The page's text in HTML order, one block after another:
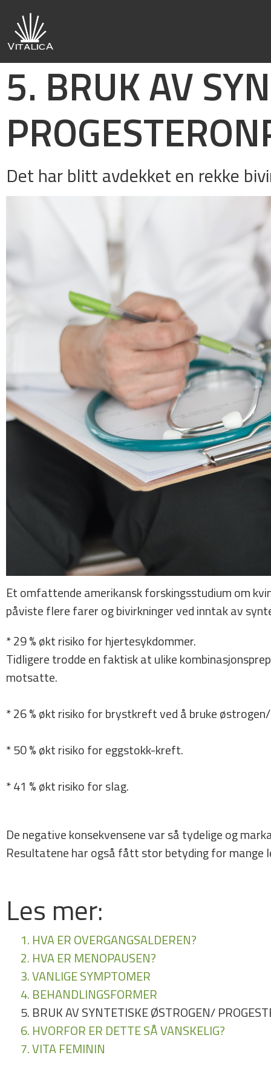
5. BRUK AV
Det har blitt avdekket en rekke
Et omfattende amerikansk forskingsstudium om
påviste flere farer og bivirkninger ved inntak av
* 29 % økt risiko for hjertesykdommer.
Tidligere trodde en faktisk at ulike
motsatte.
* 26 % økt risiko for brystkreft ved å bruke
* 50 % økt risiko for eggstokk-­kreft.
* 41 % økt risiko for slag.
De negative konsekvensene var så tydelige og
Resultatene har også fått stor betyding for mange
Les mer:
1. HVA ER OVERGANGSALDEREN?
2. HVA ER MENOPAUSEN?
3. VANLIGE SYMPTOMER
4. BEHANDLINGSFORMER
5. BRUK AV SYNTETISKE ØSTROGEN/
6. HVORFOR ER DETTE SÅ VANSKELIG?
7. VITA FEMININ